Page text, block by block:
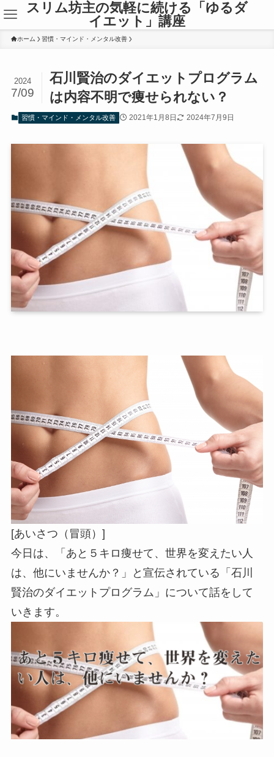
スリム坊主の気軽に続ける「ゆるダ
イエット」講座
ホーム 習慣・マインド・メンタル改善
石川賢治のダイエットプログラム
は内容不明で痩せられない？
2024
7/09
習慣・マインド・メンタル改善 2021年1月8日 2024年7月9日
[あいさつ（冒頭）]
今日は、「あと５キロ痩せて、世界を変えたい人
は、他にいませんか？」と宣伝されている「石川
賢治のダイエットプログラム」について話をして
いきます。